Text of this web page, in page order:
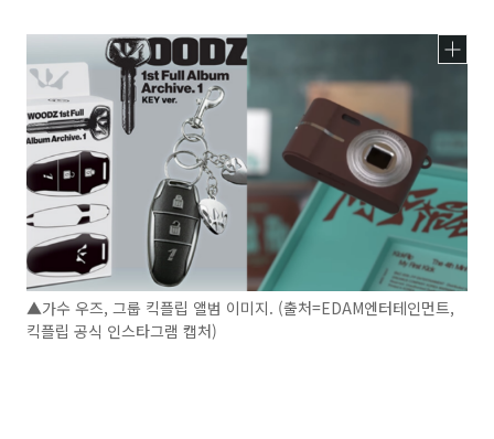
▲가수 우즈, 그룹 킥플립 앨범 이미지. (출처=EDAM엔터테인먼트,
킥플립 공식 인스타그램 캡처)